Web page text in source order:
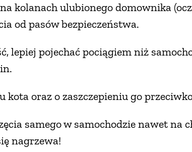
kolanach ulubionego domownika
od pasów bezpieczeństwa.
lepiej pojechać pociągiem niż
oraz o zaszczepieniu go
samego w samochodzie nawet na
nagrzewa!